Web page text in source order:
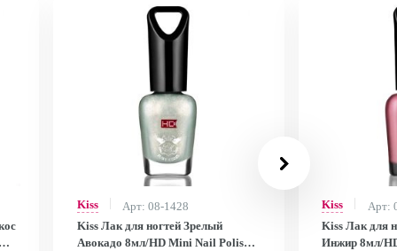
Kiss
Арт: 08-1428
Kiss Лак для ногтей Зрелый
Авокадо 8мл/HD Mini Nail Polish
Kiss
Арт:
Kiss Лак для
Инжир 8мл/